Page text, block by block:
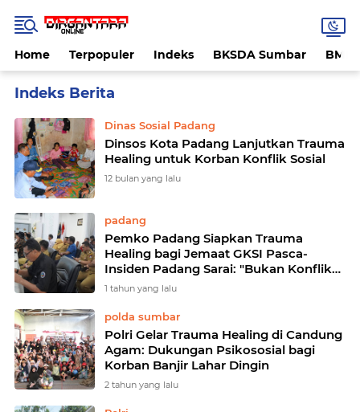
Home Terpopuler Indeks BKSDA Sumbar
Dinas Sosial Padang
Dinsos Kota Padang Lanjutkan Trauma
Healing untuk Korban Konflik Sosial
12 bulan yang lalu
padang
Pemko Padang Siapkan Trauma
Healing bagi Jemaat GKSI Pasca-
Insiden Padang Sarai: "Bukan Konflik
Agama, Tapi Luka Sosial yang Harus
1 tahun yang lalu
polda sumbar
Polri Gelar Trauma Healing di Candung
Agam: Dukungan Psikososial bagi
Korban Banjir Lahar Dingin
2 tahun yang lalu